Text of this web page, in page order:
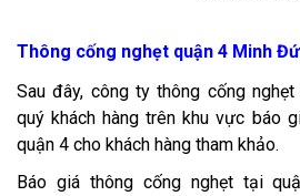
Thông cống nghẹt quận 4 Minh
Sau đây, công ty thông cống
quý khách hàng trên khu vực báo
quận 4 cho khách hàng tham khảo.
Báo giá thông cống nghẹt tại